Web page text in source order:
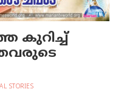
കുറിച്ച്
STORIES